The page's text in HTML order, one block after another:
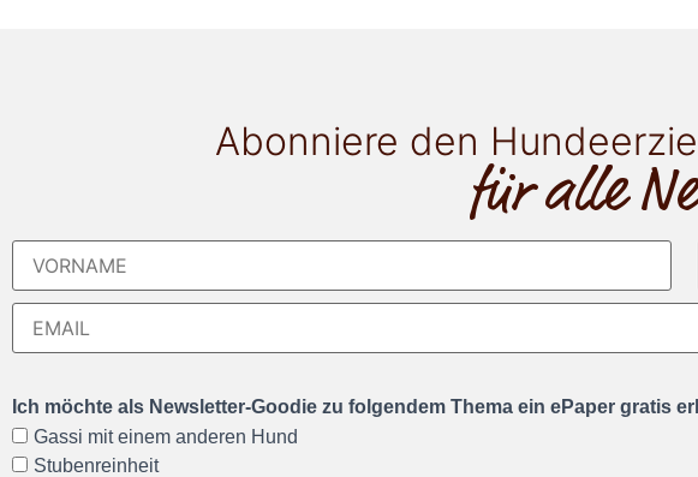
Abonniere den
für alle
Ich möchte als Newsletter-Goodie zu folgendem Thema ein ePaper gratis
Gassi mit einem anderen Hund
Stubenreinheit